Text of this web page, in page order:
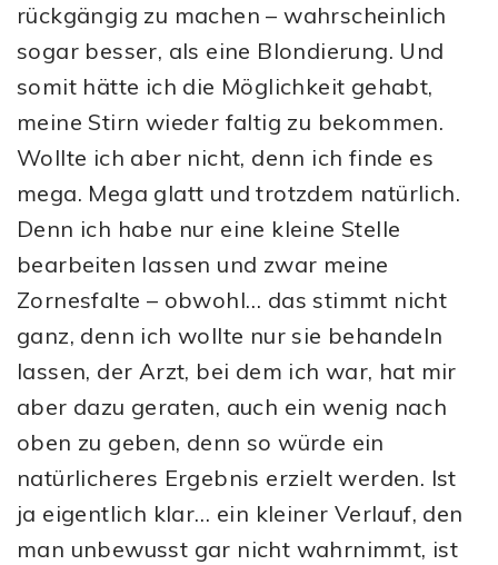
rückgängig zu machen – wahrscheinlich
sogar besser, als eine Blondierung. Und
somit hätte ich die Möglichkeit gehabt,
meine Stirn wieder faltig zu bekommen.
Wollte ich aber nicht, denn ich finde es
mega. Mega glatt und trotzdem natürlich.
Denn ich habe nur eine kleine Stelle
bearbeiten lassen und zwar meine
Zornesfalte – obwohl… das stimmt nicht
ganz, denn ich wollte nur sie behandeln
lassen, der Arzt, bei dem ich war, hat mir
aber dazu geraten, auch ein wenig nach
oben zu geben, denn so würde ein
natürlicheres Ergebnis erzielt werden. Ist
ja eigentlich klar… ein kleiner Verlauf, den
man unbewusst gar nicht wahrnimmt, ist